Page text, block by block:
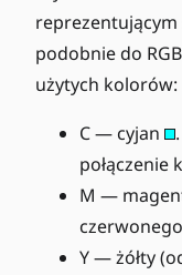
podobnie do
użytych kolorów:
C — cyjan
połączenie
M —
Y — żółty